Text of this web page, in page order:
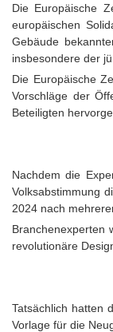
Die Europäische
europäischen
Gebäude
insbesondere der
Die Europäische
Vorschläge der
Beteiligten
Nachdem die
Volksabstimmung
2024 nach
Branchenexperten
revolutionäre
Tatsächlich hatten
Vorlage für die